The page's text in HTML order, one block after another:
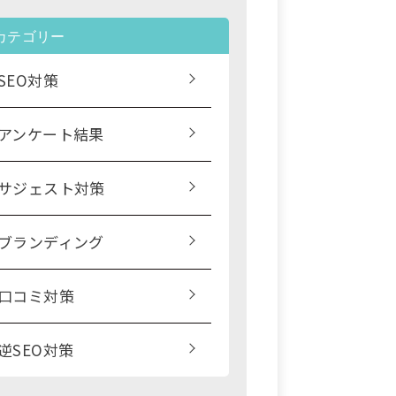
テゴリー
対策
アンケート結果
ジェスト対策
ブランディング
口コミ対策
SEO対策